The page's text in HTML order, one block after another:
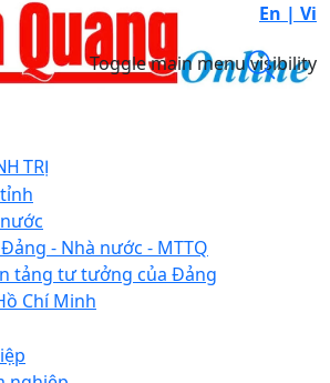
En | Vi
Toggle main menu visibility
TRỊ
- Nhà nước - MTTQ
tảng tư tưởng của Đảng
Chí Minh